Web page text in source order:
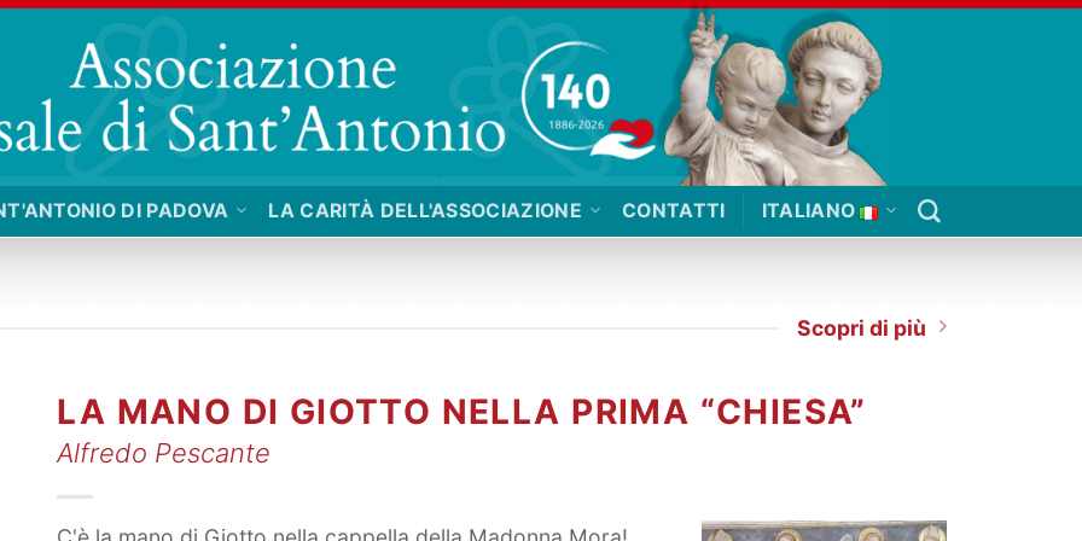
DI PADOVA LA CARITÀ DELL'ASSOCIAZIONE CONTATTI ITALIANO
Scopri di più
LA MANO DI GIOTTO NELLA PRIMA “CHIESA”
Alfredo Pescante